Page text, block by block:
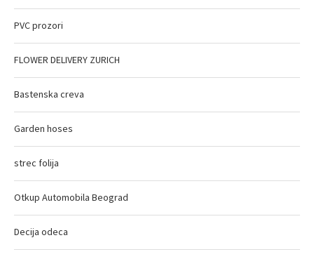
PVC prozori
FLOWER DELIVERY ZURICH
Bastenska creva
Garden hoses
strec folija
Otkup Automobila Beograd
Decija odeca